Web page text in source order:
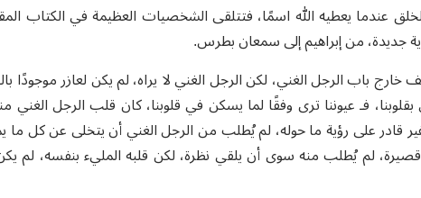
عندما يعطيه الله اسمًا، فتتلقى الشخصيات العظيمة في الكتاب
جديدة، من إبراهيم إلى سمعان بطرس.
خارج باب الرجل الغني، لكن الرجل الغني لا يراه، لم يكن لعازر موجودًا
فـ عيوننا ترى وفقًا لما يسكن في قلوبنا، كان قلب الرجل الغني
قادر على رؤية ما حوله، لم يُطلب من الرجل الغني أن يتخلى عن كل ما
لم يُطلب منه سوى أن يلقي نظرة، لكن قلبه المليء بنفسه، لم